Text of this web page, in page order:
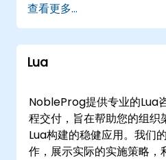
案。 我们通过动手实施的策
发生命周期，确保您的
性，并与您的业务目标保持
询合作伙伴，NobleProg提
查看更多...
Lua
NobleProg提供专业的Lua
程交付，旨在帮助您的组织
Lua构建的稳健应用。我们
作，展示实际的实施策略，